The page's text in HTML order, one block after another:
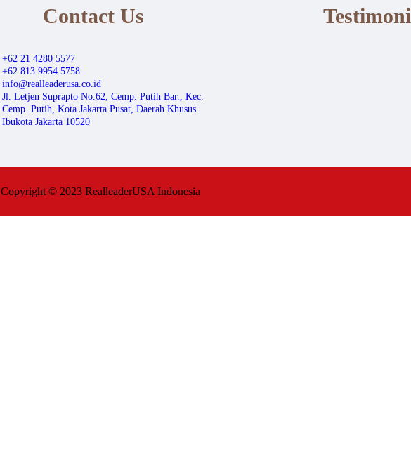
Contact Us
+62 21 4280 5577
+62 813 9954 5758
info@realleaderusa.co.id
Jl. Letjen Suprapto No.62, Cemp. Putih Bar., Kec.
Cemp. Putih, Kota Jakarta Pusat, Daerah Khusus
Ibukota Jakarta 10520
Testimoni
Copyright © 2023 RealleaderUSA Indonesia